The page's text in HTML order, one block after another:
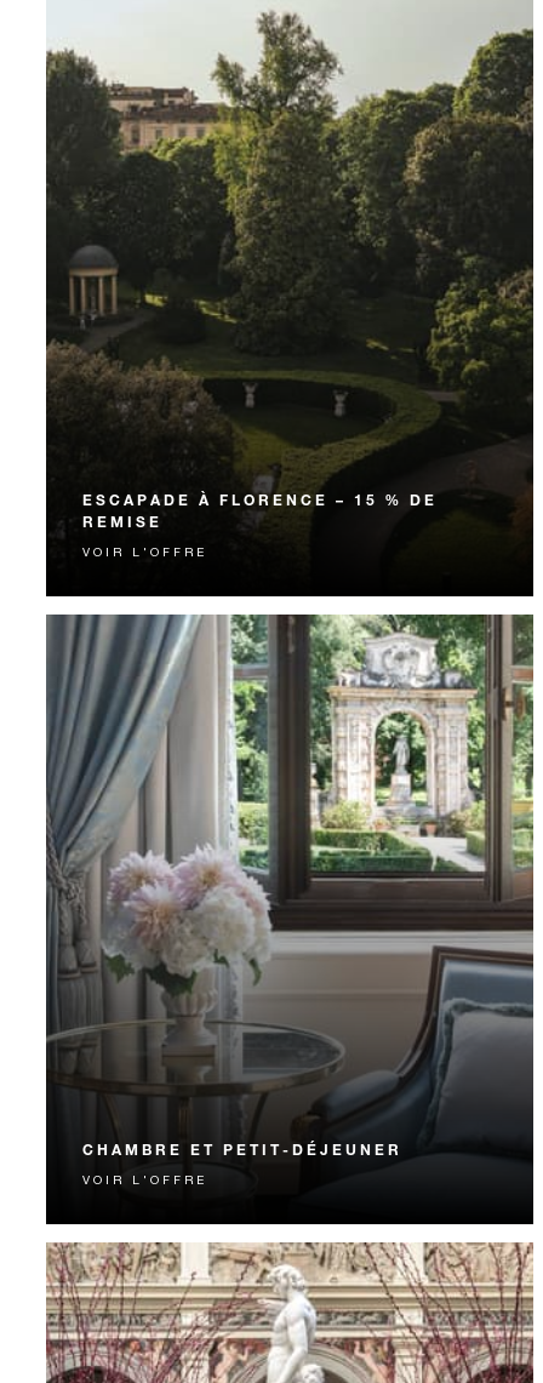
ESCAPADE À FLORENCE – 15 % DE
REMISE
Bénéficiez d'une remise de 15 % sur le tarif de votre
VOIR L'OFFRE
CHAMBRE ET PETIT-DÉJEUNER
Démarrez la journée avec un petit déjeuner signature
VOIR L'OFFRE